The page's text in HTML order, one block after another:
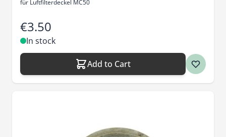
für Luftfilterdeckel MC50
€3.50
In stock
Add to Cart